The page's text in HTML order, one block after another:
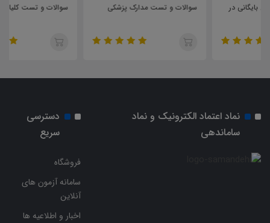
سوالات و تست مدارک پزشکی
سوالات و تست کلیات پزشکی
نماد اعتماد الکترونیک و نماد
ساماندهی
دسترسی
سریع
فروشگاه
سامانه آزمون های
آنلاین
اخبار و اطلاعیه ها